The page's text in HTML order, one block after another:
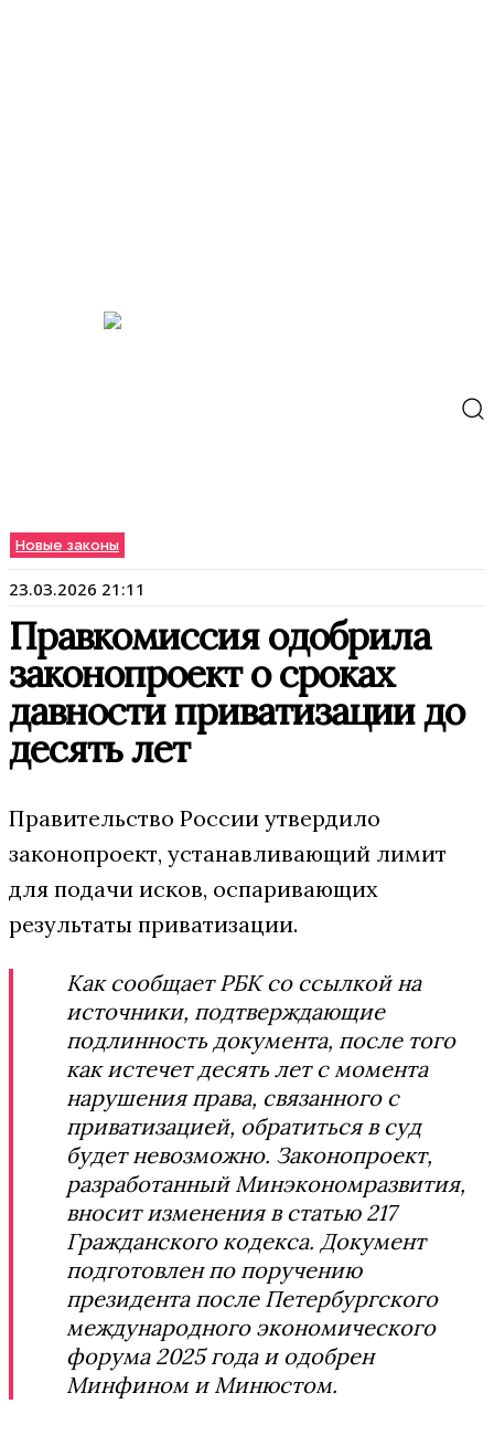
Новые законы
23.03.2026 21:11
Правкомиссия одобрила
законопроект о сроках
давности приватизации до
десять лет
Правительство России утвердило
законопроект, устанавливающий лимит
для подачи исков, оспаривающих
результаты приватизации.
Как сообщает РБК со ссылкой на
источники, подтверждающие
подлинность документа, после того
как истечет десять лет с момента
нарушения права, связанного с
приватизацией, обратиться в суд
будет невозможно. Законопроект,
разработанный Минэкономразвития,
вносит изменения в статью 217
Гражданского кодекса. Документ
подготовлен по поручению
президента после Петербургского
международного экономического
форума 2025 года и одобрен
Минфином и Минюстом.